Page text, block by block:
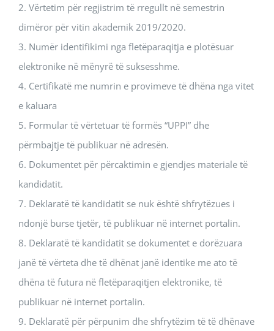
2. Vërtetim për regjistrim të rregullt në semestrin
dimëror për vitin akademik 2019/2020.
3. Numër identifikimi nga fletëparaqitja e plotësuar
elektronike në mënyrë të suksesshme.
4. Certifikatë me numrin e provimeve të dhëna nga vitet
e kaluara
5. Formular të vërtetuar të formës “UPPI” dhe
përmbajtje të publikuar në adresën.
6. Dokumentet për përcaktimin e gjendjes materiale të
kandidatit.
7. Deklaratë të kandidatit se nuk është shfrytëzues i
ndonjë burse tjetër, të publikuar në internet portalin.
8. Deklaratë të kandidatit se dokumentet e dorëzuara
janë të vërteta dhe të dhënat janë identike me ato të
dhëna të futura në fletëparaqitjen elektronike, të
publikuar në internet portalin.
9. Deklaratë për përpunim dhe shfrytëzim të të dhënave